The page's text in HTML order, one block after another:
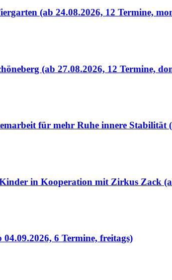
(ab 24.08.2026, 12 Termine,
(ab 27.08.2026, 12 Termine,
für mehr Ruhe innere Stabilität
in Kooperation mit Zirkus Zack
6 Termine, freitags)